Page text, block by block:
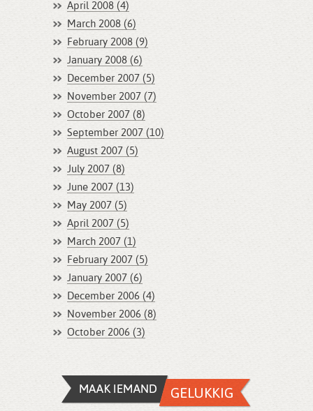
April 2008 (4)
March 2008 (6)
February 2008 (9)
January 2008 (6)
December 2007 (5)
November 2007 (7)
October 2007 (8)
September 2007 (10)
August 2007 (5)
July 2007 (8)
June 2007 (13)
May 2007 (5)
April 2007 (5)
March 2007 (1)
February 2007 (5)
January 2007 (6)
December 2006 (4)
November 2006 (8)
October 2006 (3)